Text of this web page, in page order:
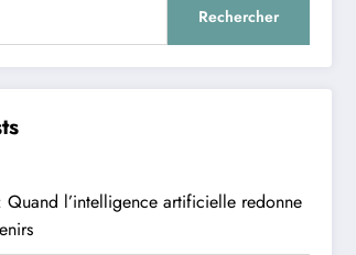
Rechercher
Quand l’intelligence artificielle redonne